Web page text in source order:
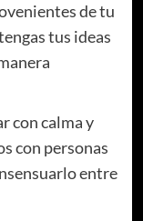
de tu
tus ideas
con calma y
con personas
entre